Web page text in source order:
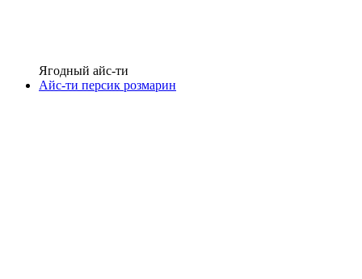
Ягодный айс-ти
Айс-ти персик розмарин